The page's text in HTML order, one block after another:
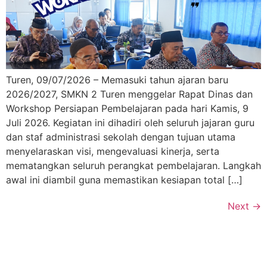
Turen, 09/07/2026 – Memasuki tahun ajaran baru
2026/2027, SMKN 2 Turen menggelar Rapat Dinas dan
Workshop Persiapan Pembelajaran pada hari Kamis, 9
Juli 2026. Kegiatan ini dihadiri oleh seluruh jajaran guru
dan staf administrasi sekolah dengan tujuan utama
menyelaraskan visi, mengevaluasi kinerja, serta
mematangkan seluruh perangkat pembelajaran. Langkah
awal ini diambil guna memastikan kesiapan total […]
Next →